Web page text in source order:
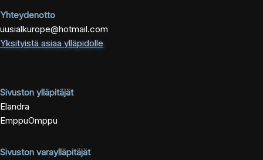
Yhteydenotto
uusialkurope@hotmail.com
Yksityistä asiaa ylläpidolle
Sivuston ylläpitäjät
Elandra
EmppuOmppu
Sivuston varaylläpitäjät